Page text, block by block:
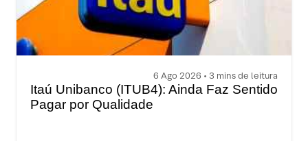
6 Ago 2026 • 3 mins de leitura
Itaú Unibanco (ITUB4): Ainda Faz Sentido
Pagar por Qualidade